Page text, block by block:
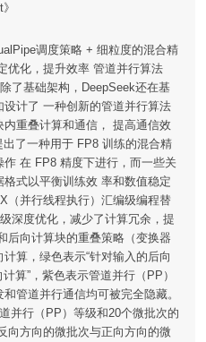
调度策略 + 细粒度的混合精
化，提升效率 管道并行算法
了基础架构，DeepSeek还在基
计了 一种创新的管道并行算法
重叠计算和通信， 提高通信效
了一种用于 FP8 训练的混合精
在 FP8 精度下进行，而一些关
式以平衡训练效 率和数值稳定
（并行线程执行）汇编级编程替
深度优化，减少了计算冗余，提
后向计算块的重叠策略（变换器
算，绿色表示“针对输入的后向
算”，紫色表示管道并行（PP）
管道并行通信均可被完全隐藏。
并行（PP）等级和20个微批次的
向方向的微批次与正向方向的微